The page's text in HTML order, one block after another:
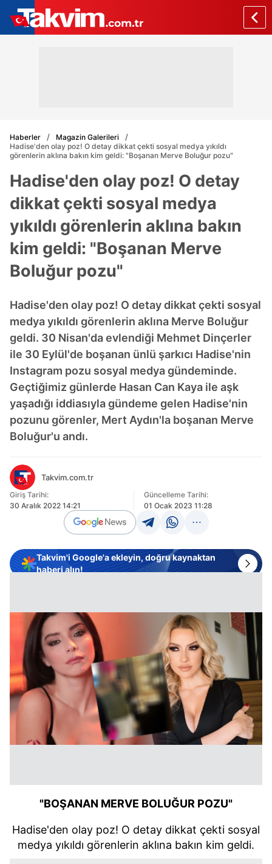
Haberler
Magazin Galerileri
Hadise'den olay poz! O detay dikkat çekti sosyal medya yıkıldı
görenlerin aklına bakın kim geldi: "Boşanan Merve Boluğur pozu"
Hadise'den olay poz! O detay
dikkat çekti sosyal medya
yıkıldı görenlerin aklına bakın
kim geldi: "Boşanan Merve
Boluğur pozu"
Hadise'den olay poz! O detay dikkat çekti sosyal
medya yıkıldı görenlerin aklına Merve Boluğur
geldi. 30 Nisan'da evlendiği Mehmet Dinçerler
ile 30 Eylül'de boşanan ünlü şarkıcı Hadise'nin
Instagram pozu sosyal medya gündeminde.
Geçtiğimiz günlerde Hasan Can Kaya ile aşk
yaşadığı iddiasıyla gündeme gelen Hadise'nin
pozunu görenler, Mert Aydın'la boşanan Merve
Boluğur'u andı.
Takvim.com.tr
Giriş Tarihi:
30 Aralık 2022 14:21
Güncelleme Tarihi:
01 Ocak 2023 11:28
Takvim'i Google'a ekleyin, doğru kaynaktan
haberi alın!
"BOŞANAN MERVE BOLUĞUR POZU"
Hadise'den olay poz! O detay dikkat çekti sosyal
medya yıkıldı görenlerin aklına bakın kim geldi.